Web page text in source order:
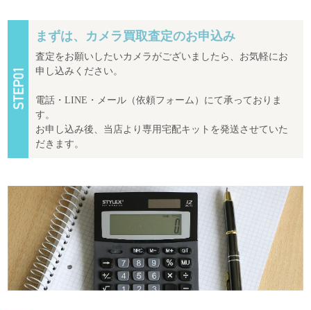
まずは、カメラ買取査定のお申込み
査定をお願いしたいカメラがございましたら、お気軽にお
申し込みください。
電話・LINE・メール（依頼フォーム）にて承っておりま
す。
お申し込み後、当店より専用宅配キットを発送させていた
だきます。